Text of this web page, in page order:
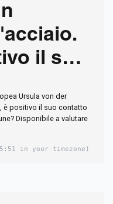
il suo
Ursula von der
è positivo il suo contatto
Disponibile a valutare
in your timezone)